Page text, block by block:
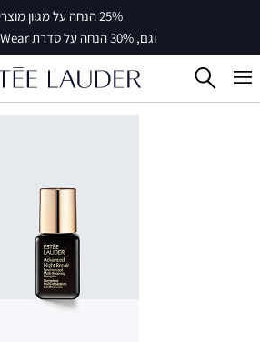
25% הנחה על מגוון מוצרים
וגם, 30% הנחה על סדרת Double Wear